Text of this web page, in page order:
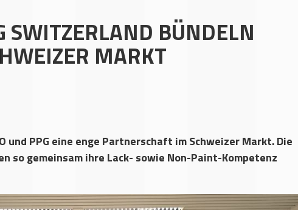
SWITZERLAND BÜNDELN
MARKT
und PPG eine enge Partnerschaft im Schweizer Markt. Die
so gemeinsam ihre Lack- sowie Non-Paint-Kompetenz